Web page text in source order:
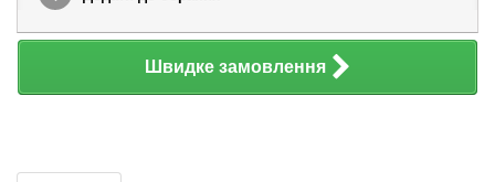
Швидке замовлення